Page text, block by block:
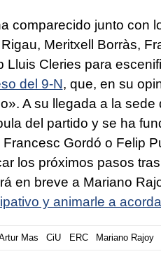
comparecido junto con
Meritxell Borràs,
Lluis Cleries para
del 9-N, que, en su
A su llegada a la
del partido y se ha
Francesc Gordó o Felip
los próximos pasos
en breve a Mariano
y animarle a
Mas CiU ERC Mariano Rajoy